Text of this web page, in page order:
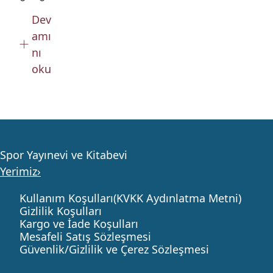
Dev
amı
nı
oku
Spor Yayınevi ve Kitabevi
Yerimiz›
Kullanım Koşulları(KVKK Aydınlatma Metni)
Gizlilik Koşulları
Kargo ve İade Koşulları
Mesafeli Satış Sözleşmesi
Güvenlik/Gizlilik ve Çerez Sözleşmesi